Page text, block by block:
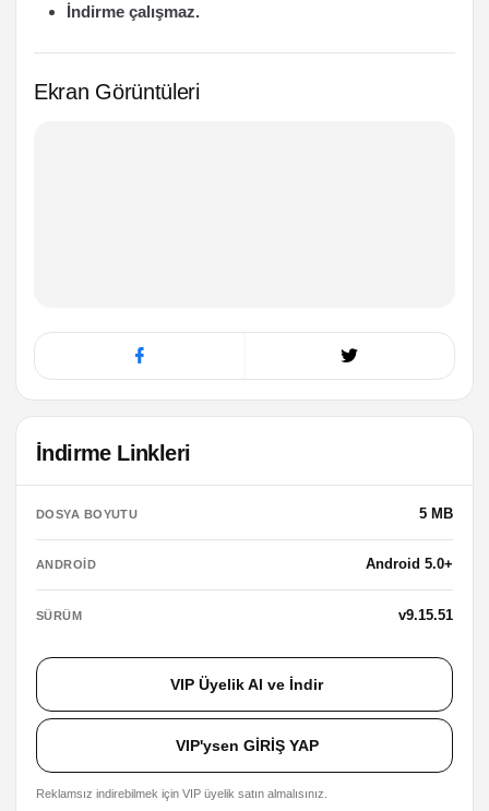
İndirme çalışmaz.
Ekran Görüntüleri
İndirme Linkleri
DOSYA BOYUTU 5 MB
ANDROID Android 5.0+
SÜRÜM v9.15.51
VIP Üyelik Al ve İndir
VIP'ysen GİRİŞ YAP
Reklamsız indirebilmek için VIP üyelik satın almalısınız.